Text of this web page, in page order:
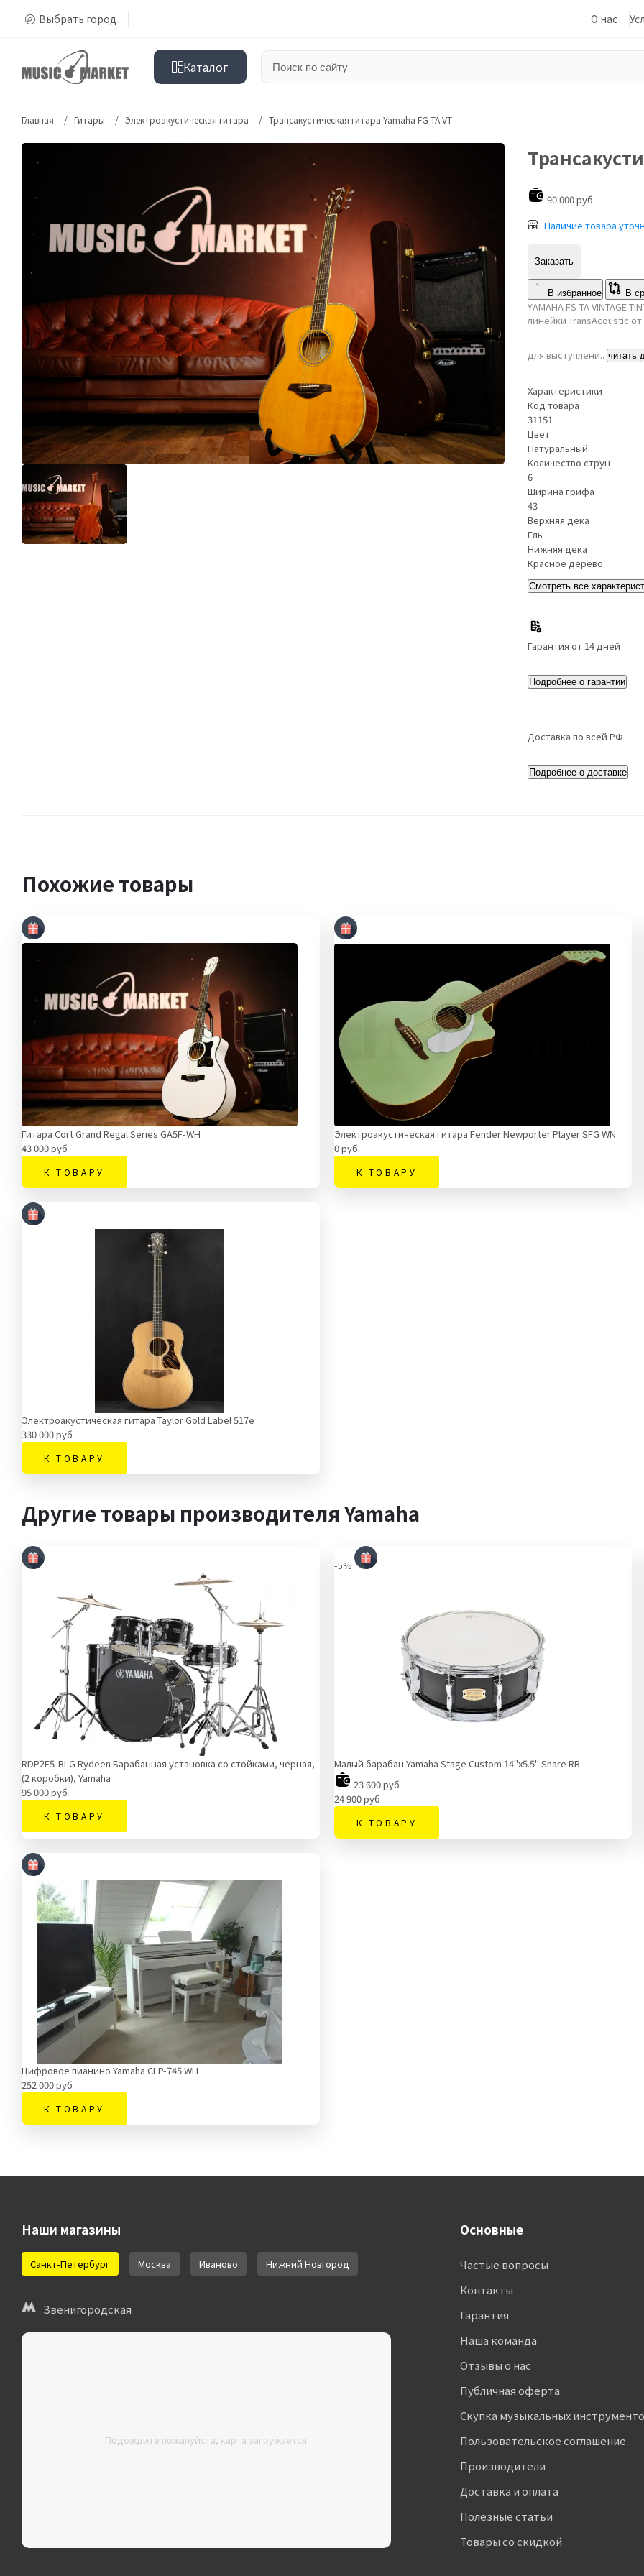
Выбрать город О нас
Каталог
Главная Гитары Электроакустическая гитара
Трансакустическая гитара Yamaha FG-TA VT
90 000 руб
Наличие товара
Заказать
В избранное В
YAMAHA FS-TA VINTAGE
линейки TransAcoustic
для выступлени.. читать
Характеристики
Код товара
31151
Цвет
Натуральный
Количество струн
6
Ширина грифа
43
Верхняя дека
Ель
Нижняя дека
Красное дерево
Смотреть все
Гарантия от 14 дней
Подробнее о гарантии
Доставка по всей РФ
Подробнее о доставке
Похожие товары
Гитара Cort Grand Regal Series GA5F-WH
43 000 руб
К ТОВАРУ
Электроакустическая гитара Fender Newporter Player SFG WN
0 руб
К ТОВАРУ
Электроакустическая гитара Taylor Gold Label 517e
330 000 руб
К ТОВАРУ
Другие товары производителя Yamaha
RDP2F5-BLG Rydeen Барабанная установка со стойками, черная,
(2 коробки), Yamaha
95 000 руб
К ТОВАРУ
-5%
Малый барабан Yamaha Stage Custom 14"x5.5" Snare RB
23 600 руб
24 900 руб
К ТОВАРУ
Цифровое пианино Yamaha CLP-745 WH
252 000 руб
К ТОВАРУ
Наши магазины
Санкт-Петербург Москва Иваново Нижний Новгород
Звенигородская
Подождите пожалуйста, карта загружается
Основные
Частые вопросы
Контакты
Гарантия
Наша команда
Отзывы о нас
Публичная оферта
Скупка музыкальных
Пользовательское соглашение
Производители
Доставка и оплата
Полезные статьи
Товары со скидкой